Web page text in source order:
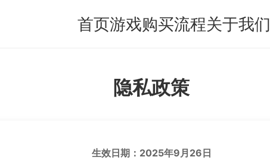
首页游戏购买流程关于我们
隐私政策
生效日期：2025年9月26日